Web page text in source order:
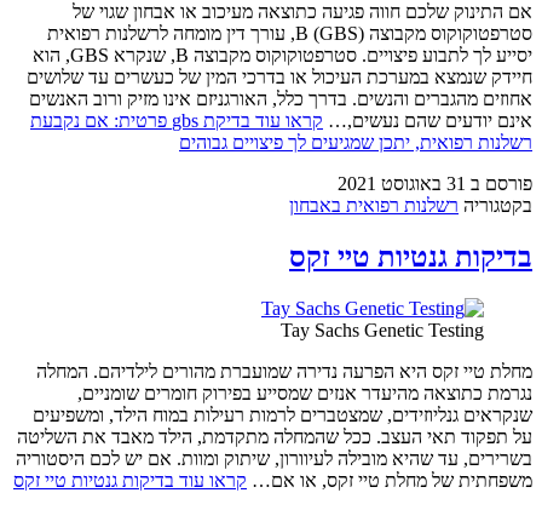
אם התינוק שלכם חווה פגיעה כתוצאה מעיכוב או אבחון שגוי של
סטרפטוקוקוס מקבוצה B (GBS), עורך דין מומחה לרשלנות רפואית
יסייע לך לתבוע פיצויים. סטרפטוקוקוס מקבוצה B, שנקרא GBS, הוא
חיידק שנמצא במערכת העיכול או בדרכי המין של כעשרים עד שלושים
אחוזים מהגברים והנשים. בדרך כלל, האורגניזם אינו מזיק ורוב האנשים
אינם יודעים שהם נעשים,… קראו עוד
בדיקת gbs פרטית: אם נקבעת
רשלנות רפואית, יתכן שמגיעים לך פיצויים גבוהים
פורסם ב 31 באוגוסט 2021
בקטגוריה רשלנות רפואית באבחון
בדיקות גנטיות טיי זקס
Tay Sachs Genetic Testing
מחלת טיי זקס היא הפרעה נדירה שמועברת מהורים לילדיהם. המחלה
נגרמת כתוצאה מהיעדר אנזים שמסייע בפירוק חומרים שומניים,
שנקראים גנליוזידים, שמצטברים לרמות רעילות במוח הילד, ומשפיעים
על תפקוד תאי העצב. ככל שהמחלה מתקדמת, הילד מאבד את השליטה
בשרירים, עד שהיא מובילה לעיוורון, שיתוק ומוות. אם יש לכם היסטוריה
משפחתית של מחלת טיי זקס, או אם… קראו עוד בדיקות גנטיות טיי זקס